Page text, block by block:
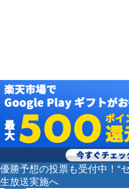
優勝予想の投票も受付中！“
生放送実施へ